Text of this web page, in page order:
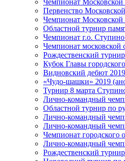
Чемпионат Московской
Первенство
Чемпионат Московской
Областной турнир
Чемпионат г.о.
Чемпионат московской
Рождественский
Кубок Главы
Видновский дебют
«Чудо-шашки» 2019
Турнир 8 марта
Лично-командный
Областной турнир по
Лично-командный
Лично-командный
Чемпионат
Лично-командный
Рождественский